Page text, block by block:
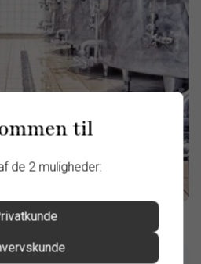
til
de 2 muligheder: